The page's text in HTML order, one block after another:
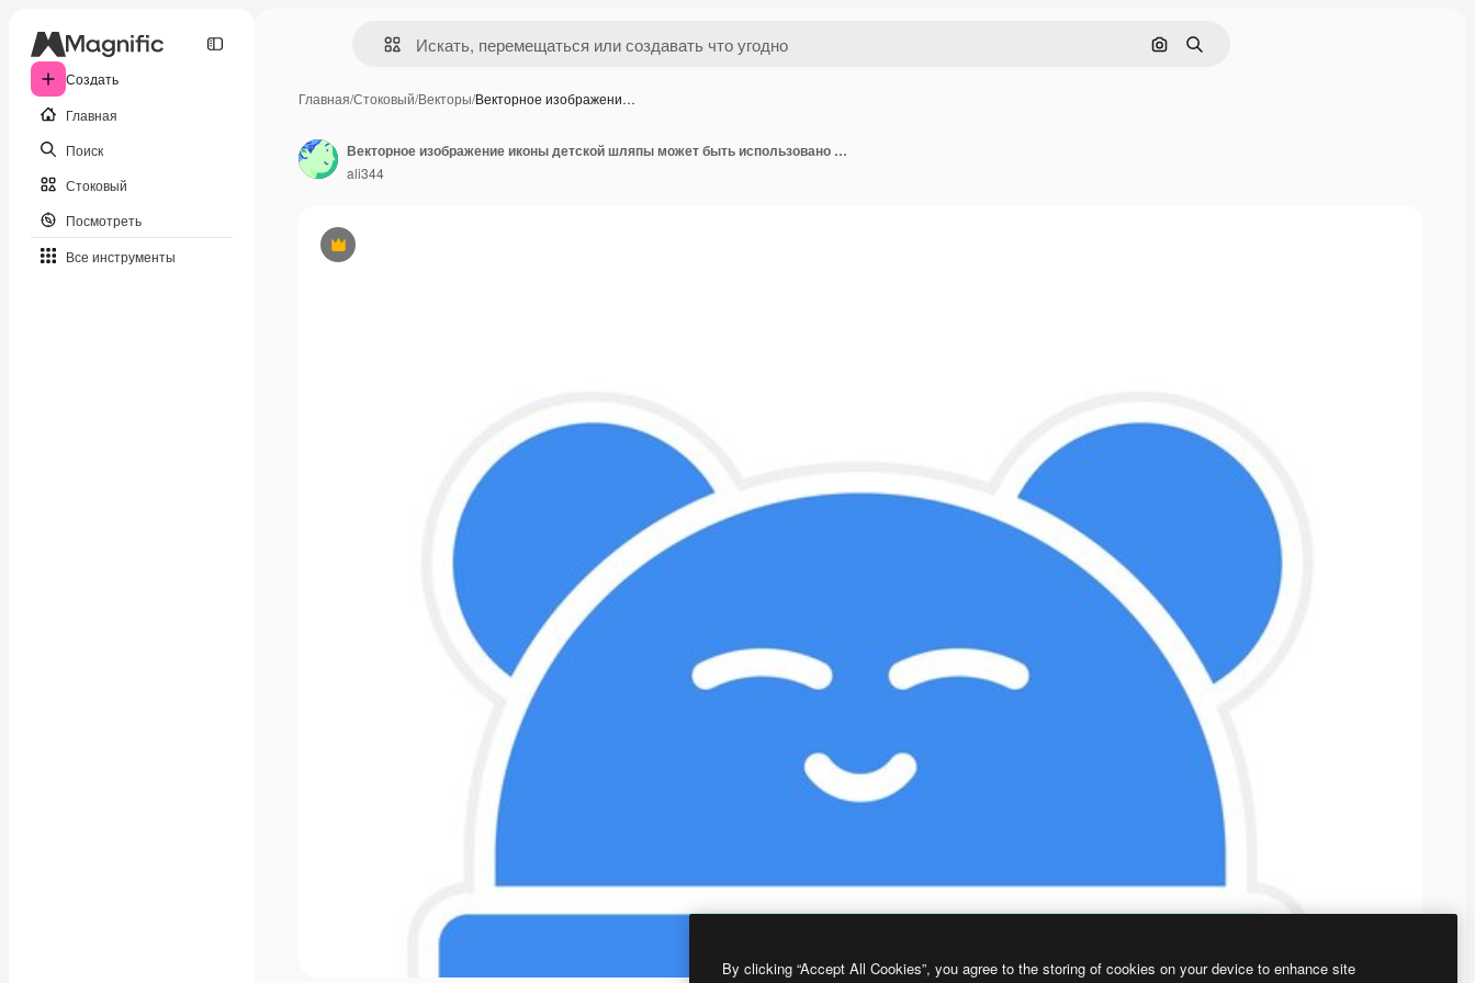
Создать
Главная
Поиск
Стоковый
Посмотреть
Все инструменты
Поиск по изображению
Поиск
Главная/Стоковый/Векторы/Векторное изображени…
Премиум
Векторное изображение иконы детской шляпы может быть использовано для материнства
ali344
By clicking “Accept All Cookies”, you agree to the storing of cookies on your device to enhance site